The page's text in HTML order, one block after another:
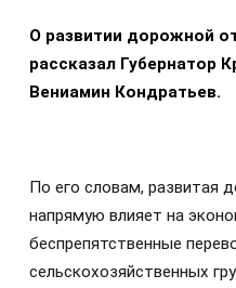
О развитии дорожной
рассказал Губернатор
Вениамин Кондратьев.
По его словам, развитая
напрямую влияет на
беспрепятственные
сельскохозяйственных